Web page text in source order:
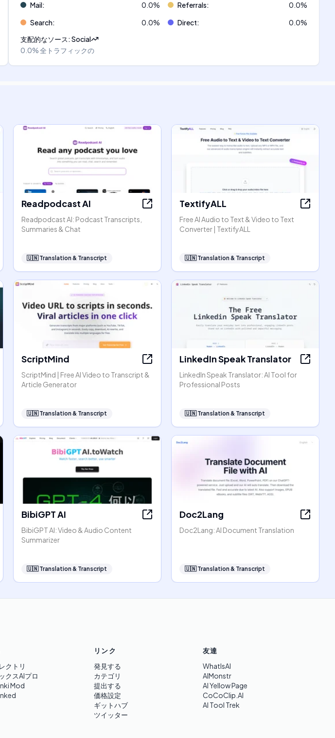
Mail: 0.0% Referrals: 0.0%
Search: 0.0% Direct: 0.0%
支配的なソース:Social
0.0%全トラフィックの
Readpodcast AI
Readpodcast AI: Podcast Transcripts,
Summaries & Chat
🇺🇳 Translation & Transcript
TextifyALL
Free AI Audio to Text & Video to Text
Converter | TextifyALL
🇺🇳 Translation & Transcript
ScriptMind
ScriptMind | Free AI Video to Transcript &
Article Generator
🇺🇳 Translation & Transcript
LinkedIn Speak Translator
LinkedIn Speak Translator: AI Tool for
Professional Posts
🇺🇳 Translation & Transcript
BibiGPT AI
BibiGPT AI: Video & Audio Content
Summarizer
🇺🇳 Translation & Transcript
Doc2Lang
Doc2Lang: AI Document Translation
🇺🇳 Translation & Transcript
クトリ
クスAIプロ
Mod
リンク
発見する
カテゴリ
提出する
価格設定
ギットハブ
ツイッター
友達
WhatIsAI
AIMonstr
AI Yellow Page
CoCoClip.AI
AI Tool Trek